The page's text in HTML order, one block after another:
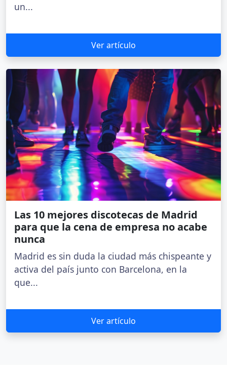
un...
Ver artículo
Las 10 mejores discotecas de Madrid
para que la cena de empresa no acabe
nunca
Madrid es sin duda la ciudad más chispeante y
activa del país junto con Barcelona, en la
que...
Ver artículo